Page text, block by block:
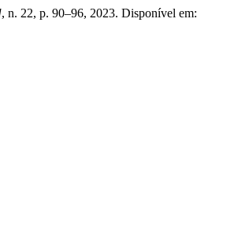
, n. 22, p. 90–96, 2023. Disponível em: